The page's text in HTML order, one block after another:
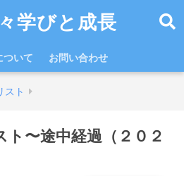
学びと成長
ついて お問い合わせ
スト
〜途中経過（２０２